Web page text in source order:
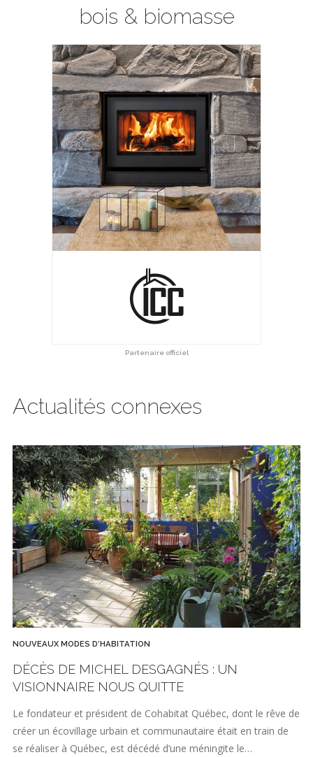
bois & biomasse
Partenaire officiel
Actualités connexes
NOUVEAUX MODES D'HABITATION
DÉCÈS DE MICHEL DESGAGNÉS : UN
VISIONNAIRE NOUS QUITTE
Le fondateur et président de Cohabitat Québec, dont le rêve de
créer un écovillage urbain et communautaire était en train de
se réaliser à Québec, est décédé d’une méningite le…